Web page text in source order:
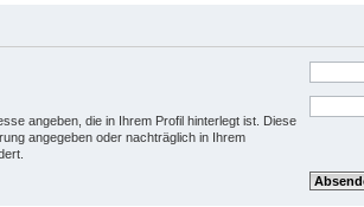
angeben, die in Ihrem Profil hinterlegt ist. Diese
angegeben oder nachträglich in Ihrem